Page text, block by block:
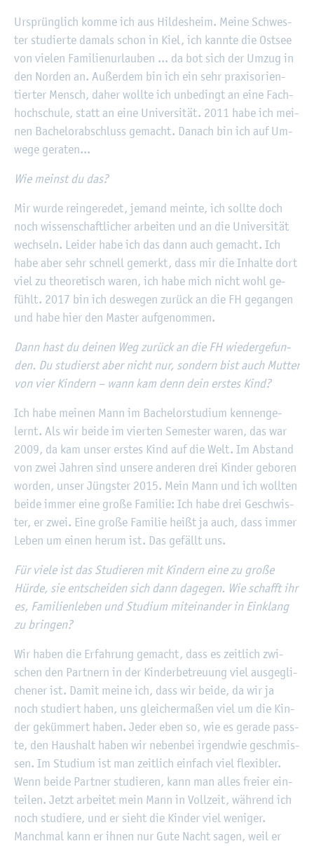
Ur­sprüng­lich komme ich aus Hil­des­heim. Meine Schwes­
ter stu­dier­te da­mals schon in Kiel, ich kann­te die Ost­see
von vie­len Fa­mi­li­en­ur­lau­ben ... da bot sich der Umzug in
den Nor­den an. Au­ßer­dem bin ich ein sehr pra­xis­ori­en­
tier­ter Mensch, daher woll­te ich un­be­dingt an eine Fach­
hoch­schu­le, statt an eine Uni­ver­si­tät. 2011 habe ich mei­
nen Ba­che­lor­ab­schluss ge­macht. Da­nach bin ich auf Um­
we­ge ge­ra­ten...
Wie meinst du das?
Mir wurde rein­ge­re­det, je­mand mein­te, ich soll­te doch
noch wis­sen­schaft­li­cher ar­bei­ten und an die Uni­ver­si­tät
wech­seln. Lei­der habe ich das dann auch ge­macht. Ich
habe aber sehr schnell ge­merkt, dass mir die In­hal­te dort
viel zu theo­re­tisch waren, ich habe mich nicht wohl ge­
fühlt. 2017 bin ich des­we­gen zu­rück an die FH ge­gan­gen
und habe hier den Mas­ter auf­ge­nom­men.
Dann hast du dei­nen Weg zu­rück an die FH wie­der­ge­fun­
den. Du stu­dierst aber nicht nur, son­dern bist auch Mut­ter
von vier Kin­dern – wann kam denn dein ers­tes Kind?
Ich habe mei­nen Mann im Ba­che­lor­stu­di­um ken­nen­ge­
lernt. Als wir beide im vier­ten Se­mes­ter waren, das war
2009, da kam unser ers­tes Kind auf die Welt. Im Ab­stand
von zwei Jah­ren sind un­se­re an­de­ren drei Kin­der ge­bo­ren
wor­den, unser Jüngs­ter 2015. Mein Mann und ich woll­ten
beide immer eine große Fa­mi­lie: Ich habe drei Ge­schwis­
ter, er zwei. Eine große Fa­mi­lie heißt ja auch, dass immer
Leben um einen herum ist. Das ge­fällt uns.
Für viele ist das Stu­die­ren mit Kin­dern eine zu große
Hürde, sie ent­schei­den sich dann da­ge­gen. Wie schafft ihr
es, Fa­mi­li­en­le­ben und Stu­di­um mit­ein­an­der in Ein­klang
zu brin­gen?
Wir haben die Er­fah­rung ge­macht, dass es zeit­lich zwi­
schen den Part­nern in der Kin­der­be­treu­ung viel aus­ge­gli­
che­ner ist. Damit meine ich, dass wir beide, da wir ja
noch stu­diert haben, uns glei­cher­ma­ßen viel um die Kin­
der ge­küm­mert haben. Jeder eben so, wie es ge­ra­de pass­
te, den Haus­halt haben wir ne­ben­bei ir­gend­wie ge­schmis­
sen. Im Stu­di­um ist man zeit­lich ein­fach viel fle­xi­bler.
Wenn beide Part­ner stu­die­ren, kann man alles frei­er ein­
tei­len. Jetzt ar­bei­tet mein Mann in Voll­zeit, wäh­rend ich
noch stu­die­re, und er sieht die Kin­der viel we­ni­ger.
Manch­mal kann er ihnen nur Gute Nacht sagen, weil er